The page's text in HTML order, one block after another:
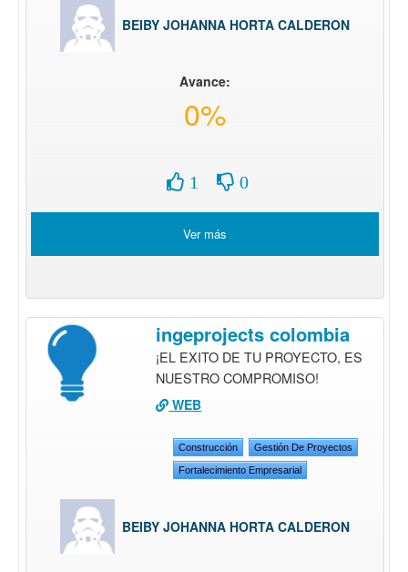
BEIBY JOHANNA HORTA CALDERON
Avance:
0%
1 0
Ver más
ingeprojects colombia
¡EL EXITO DE TU PROYECTO, ES
NUESTRO COMPROMISO!
WEB
Construcción Gestión De Proyectos
Fortalecimiento Empresarial
BEIBY JOHANNA HORTA CALDERON